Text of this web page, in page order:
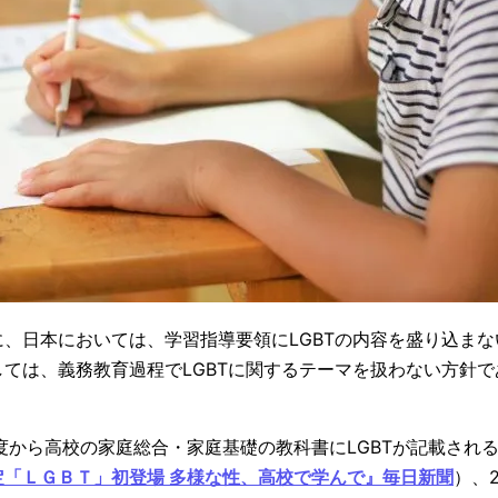
日本においては、学習指導要領にLGBTの内容を盛り込ま
は、義務教育過程でLGBTに関するテーマを扱わない方針
から高校の家庭総合・家庭基礎の教科書にLGBTが記載され
ＬＧＢＴ」初登場 多様な性、高校で学んで』毎日新聞）、